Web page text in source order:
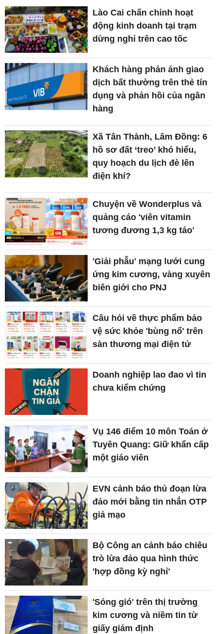
Lào Cai chấn chỉnh hoạt
động kinh doanh tại trạm
dừng nghỉ trên cao tốc
Khách hàng phản ánh giao
dịch bất thường trên thẻ tín
dụng và phản hồi của ngân
hàng
Xã Tân Thành, Lâm Đồng: 6
hồ sơ đất ‘treo’ khó hiểu,
quy hoạch du lịch đè lên
điện khí?
Chuyện về Wonderplus và
quảng cáo 'viên vitamin
tương đương 1,3 kg táo'
'Giải phẫu' mạng lưới cung
ứng kim cương, vàng xuyên
biên giới cho PNJ
Câu hỏi về thực phẩm bảo
vệ sức khỏe 'bùng nổ' trên
sàn thương mại điện tử
Doanh nghiệp lao đao vì tin
chưa kiểm chứng
Vụ 146 điểm 10 môn Toán ở
Tuyên Quang: Giữ khẩn cấp
một giáo viên
EVN cảnh báo thủ đoạn lừa
đảo mới bằng tin nhắn OTP
giả mạo
Bộ Công an cảnh báo chiêu
trò lừa đảo qua hình thức
'hợp đồng kỳ nghỉ'
'Sóng gió' trên thị trường
kim cương và niềm tin từ
giấy giám định